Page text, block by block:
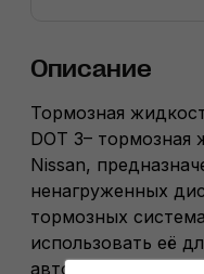
Описание
Тормозная
DOT 3– тормозная
Nissan,
ненагруженных
тормозных
использовать её
автомобилей.